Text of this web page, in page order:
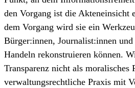
den Vorgang ist die Akteneinsicht
dem Vorgang wird sie ein
Bürger:innen, Journalist:innen und
Handeln rekonstruieren können.
Transparenz nicht als moralisches
verwaltungsrechtliche Praxis mit